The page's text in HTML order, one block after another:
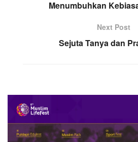
Menumbuhkan
Next Post
Sejuta Tanya dan